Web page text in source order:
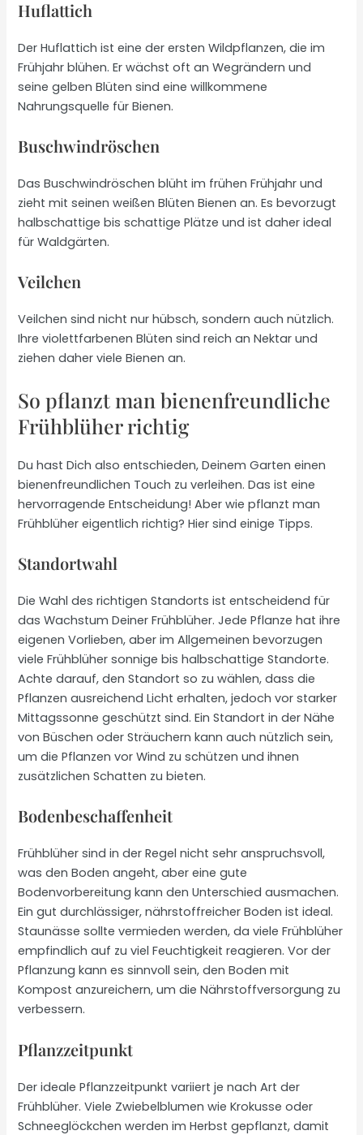
Huflattich
Der Huflattich ist eine der ersten Wildpflanzen, die im
Frühjahr blühen. Er wächst oft an Wegrändern und
seine gelben Blüten sind eine willkommene
Nahrungsquelle für Bienen.
Buschwindröschen
Das Buschwindröschen blüht im frühen Frühjahr und
zieht mit seinen weißen Blüten Bienen an. Es bevorzugt
halbschattige bis schattige Plätze und ist daher ideal
für Waldgärten.
Veilchen
Veilchen sind nicht nur hübsch, sondern auch nützlich.
Ihre violettfarbenen Blüten sind reich an Nektar und
ziehen daher viele Bienen an.
So pflanzt man bienenfreundliche
Frühblüher richtig
Du hast Dich also entschieden, Deinem Garten einen
bienenfreundlichen Touch zu verleihen. Das ist eine
hervorragende Entscheidung! Aber wie pflanzt man
Frühblüher eigentlich richtig? Hier sind einige Tipps.
Standortwahl
Die Wahl des richtigen Standorts ist entscheidend für
das Wachstum Deiner Frühblüher. Jede Pflanze hat ihre
eigenen Vorlieben, aber im Allgemeinen bevorzugen
viele Frühblüher sonnige bis halbschattige Standorte.
Achte darauf, den Standort so zu wählen, dass die
Pflanzen ausreichend Licht erhalten, jedoch vor starker
Mittagssonne geschützt sind. Ein Standort in der Nähe
von Büschen oder Sträuchern kann auch nützlich sein,
um die Pflanzen vor Wind zu schützen und ihnen
zusätzlichen Schatten zu bieten.
Bodenbeschaffenheit
Frühblüher sind in der Regel nicht sehr anspruchsvoll,
was den Boden angeht, aber eine gute
Bodenvorbereitung kann den Unterschied ausmachen.
Ein gut durchlässiger, nährstoffreicher Boden ist ideal.
Staunässe sollte vermieden werden, da viele Frühblüher
empfindlich auf zu viel Feuchtigkeit reagieren. Vor der
Pflanzung kann es sinnvoll sein, den Boden mit
Kompost anzureichern, um die Nährstoffversorgung zu
verbessern.
Pflanzzeitpunkt
Der ideale Pflanzzeitpunkt variiert je nach Art der
Frühblüher. Viele Zwiebelblumen wie Krokusse oder
Schneeglöckchen werden im Herbst gepflanzt, damit